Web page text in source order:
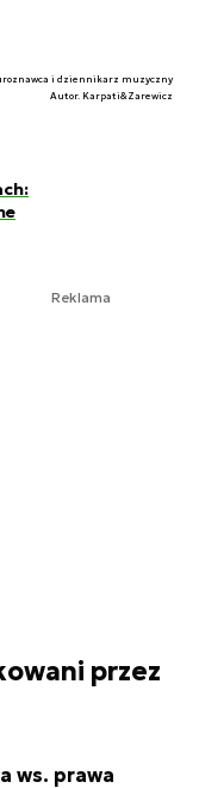
i dziennikarz muzyczny
Autor. Karpati&Zarewicz
Reklama
przez
ws. prawa